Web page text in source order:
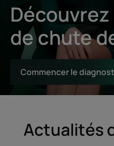
de chute
Commencer le
Actualités